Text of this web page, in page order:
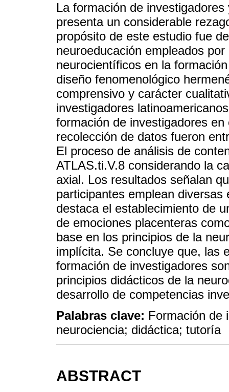
La formación de
presenta un considerable
propósito de este estudio fue
neuroeducación empleados
neurocientíficos en la
diseño fenomenológico
comprensivo y carácter
investigadores
formación de investigadores
recolección de datos fueron
El proceso de análisis de
ATLAS.ti.V.8 considerando la
axial. Los resultados señalan
participantes emplean
destaca el establecimiento de
de emociones placenteras
base en los principios de la
implícita. Se concluye que, las
formación de investigadores
principios didácticos de la
desarrollo de competencias
Palabras clave: Formación de
neurociencia; didáctica; tutoría
ABSTRACT